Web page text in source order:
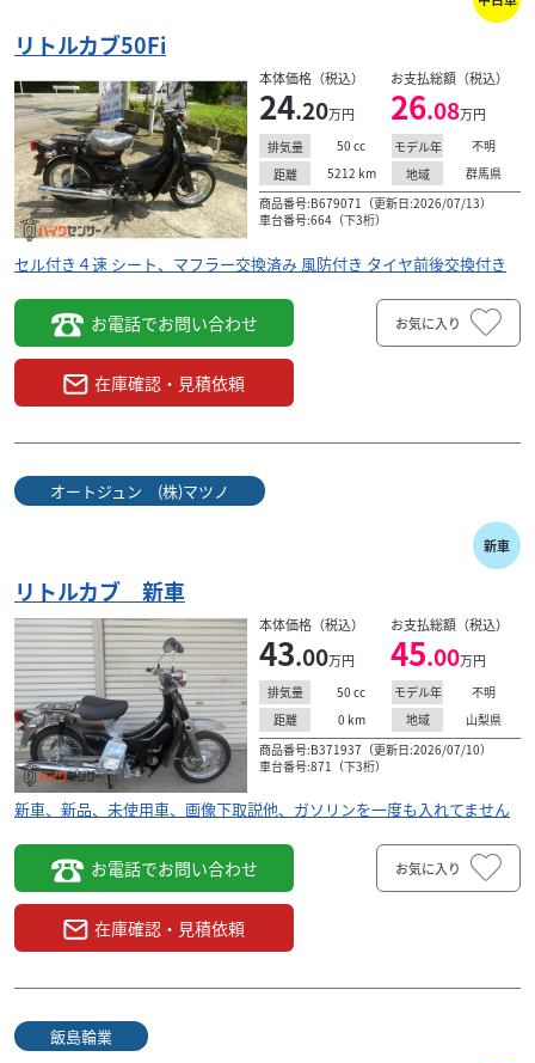
リトルカブ50Fi
本体価格（税込）
24.20万円
お支払総額（税込）
26.08万円
排気量 50 cc モデル年
不明
距離
5212 km 地域
群馬県
商品番号:B679071（更新日:2026/07/13）
車台番号:664（下3桁）
セル付き４速 シート、マフラー交換済み 風防付き タイヤ前後交換付き
お電話でお問い合わせ
在庫確認・見積依頼
お気に入り
オートジュン (株)マツノ
新車
リトルカブ 新車
本体価格（税込）
43.00万円
お支払総額（税込）
45.00万円
排気量 50 cc モデル年
不明
距離
0 km 地域
山梨県
商品番号:B371937（更新日:2026/07/10）
車台番号:871（下3桁）
新車、新品、未使用車、画像下取説他、ガソリンを一度も入れてません
お電話でお問い合わせ
在庫確認・見積依頼
お気に入り
飯島輪業